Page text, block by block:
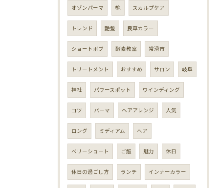
オゾンパーマ 艶 スカルプケア
トレンド 艶髪 良草カラー
ショートボブ 酵素教室 常滑市
トリートメント おすすめ サロン 岐阜
神社 パワースポット ワインディング
コツ パーマ ヘアアレンジ 人気
ロング ミディアム ヘア
ベリーショート ご飯 魅力 休日
休日の過ごし方 ランチ インナーカラー